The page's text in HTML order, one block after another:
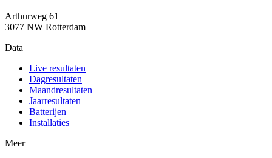
Arthurweg 61
3077 NW Rotterdam
Data
Live resultaten
Dagresultaten
Maandresultaten
Jaarresultaten
Batterijen
Installaties
Meer